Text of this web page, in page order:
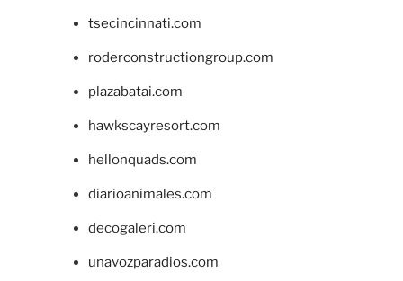
tsecincinnati.com
roderconstructiongroup.com
plazabatai.com
hawkscayresort.com
hellonquads.com
diarioanimales.com
decogaleri.com
unavozparadios.com